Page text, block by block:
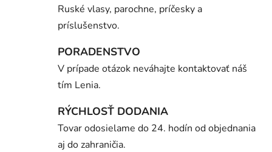
Ruské vlasy, parochne, príčesky a
príslušenstvo.
PORADENSTVO
V prípade otázok neváhajte kontaktovať náš
tím Lenia.
RÝCHLOSŤ DODANIA
Tovar odosielame do 24. hodín od objednania
aj do zahraničia.